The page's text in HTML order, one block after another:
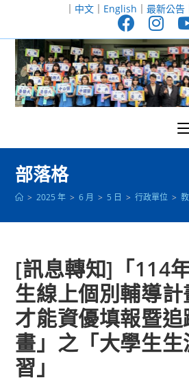
至
｜ 中文｜ English ｜ 最新公告
部落格
> 2025 年 > 6 月 > 5 日 > 行政單位 >
[訊息轉知]「114
生線上個別輔導
才能資優填報暨
畫」之「大學生
習」